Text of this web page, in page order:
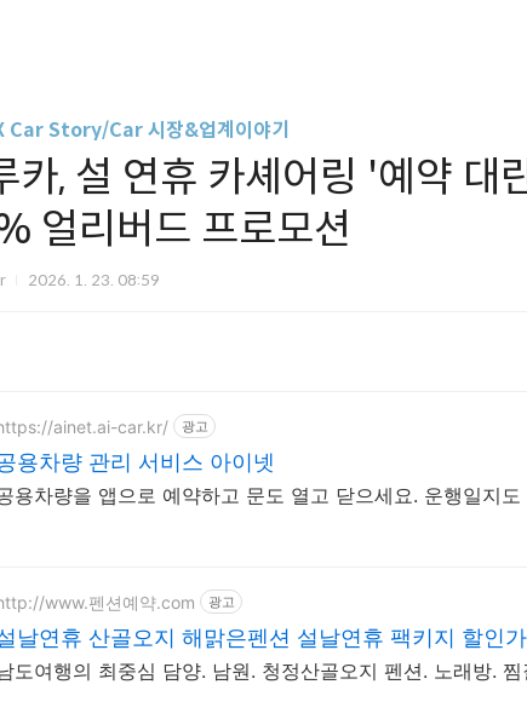
Car Story/Car 시장&업계이야기
카, 설 연휴 카셰어링 '예약 대
얼리버드 프로모션
2026. 1. 23. 08:59
ainet.ai-car.kr/ 광고
용차량 관리 서비스 아이넷
공용차량을 앱으로 예약하고
www.펜션예약.com 광고
날연휴 산골오지 해맑은펜션 설날연휴 팩키지 할인가
도여행의 최중심 담양. 남원. 청정산골오지 펜션. 노래방.